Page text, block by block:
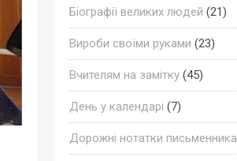
Біографії великих людей (21)
Вироби своїми руками (23)
Вчителям на замітку(45)
День у календарі (7)
Дорожні нотатки письменника